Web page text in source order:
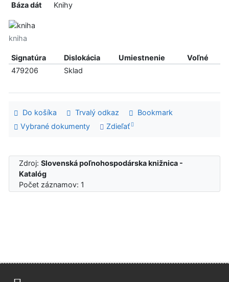
Báza dát
Knihy
kniha
Signatúra Dislokácia Umiestnenie
Voľné
479206
Sklad
Do košíka Trvalý odkaz
Bookmark
Vybrané dokumenty
Zdieľať
Zdroj:Slovenská poľnohospodárska knižnica -
Katalóg
Počet záznamov: 1